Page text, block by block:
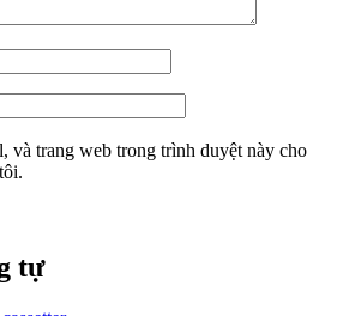
và trang web trong trình duyệt này cho
tự